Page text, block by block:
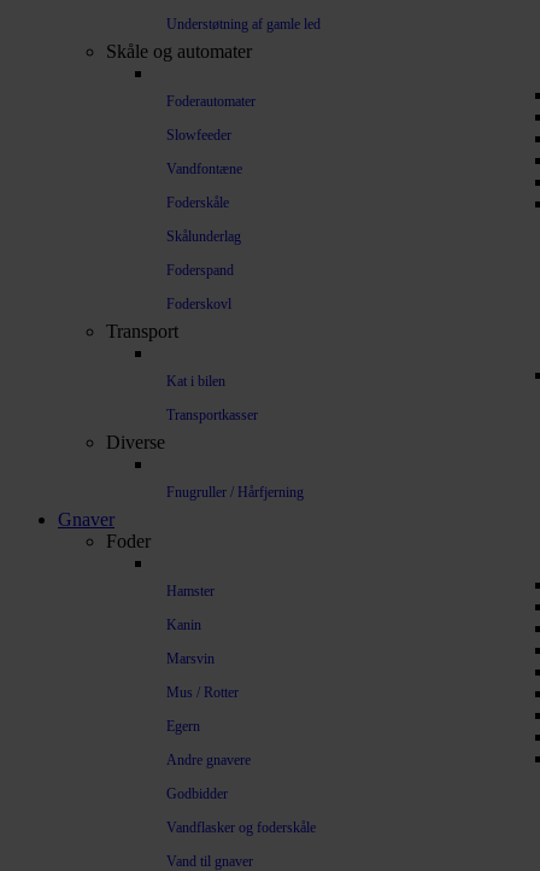
Understøtning af gamle led
Skåle og automater
Foderautomater
Slowfeeder
Vandfontæne
Foderskåle
Skålunderlag
Foderspand
Foderskovl
Transport
Kat i bilen
Transportkasser
Diverse
Fnugruller / Hårfjerning
Gnaver
Foder
Hamster
Kanin
Marsvin
Mus / Rotter
Egern
Andre gnavere
Godbidder
Vandflasker og foderskåle
Vand til gnaver